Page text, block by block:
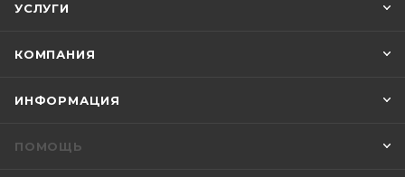
УСЛУГИ
КОМПАНИЯ
ИНФОРМАЦИЯ
ПОМОЩЬ